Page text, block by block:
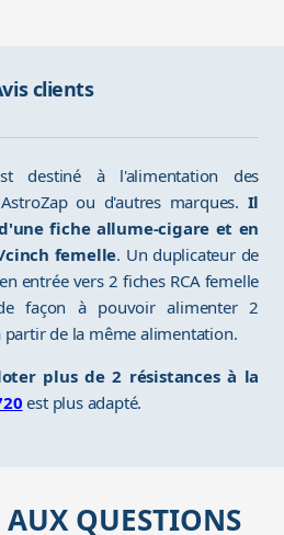
clients
destiné à l'alimentation des
ou d'autres marques. Il
fiche allume-cigare et en
cinch femelle. Un duplicateur de
entrée vers 2 fiches RCA femelle
façon à pouvoir alimenter 2
partir de la même alimentation.
plus de 2 résistances à la
est plus adapté.
AUX QUESTIONS